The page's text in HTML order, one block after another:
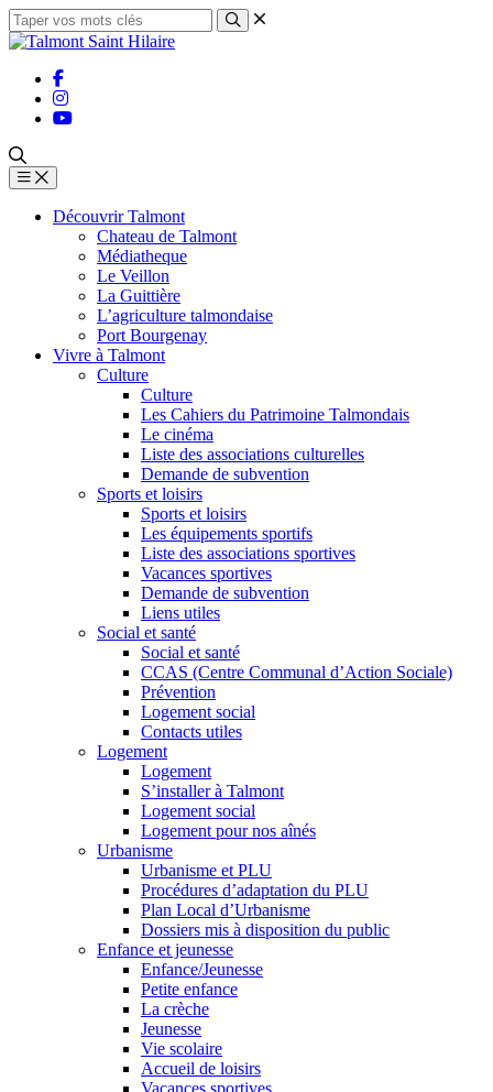
Découvrir Talmont
Chateau de Talmont
Médiatheque
Le Veillon
La Guittière
L’agriculture talmondaise
Port Bourgenay
Vivre à Talmont
Culture
Culture
Les Cahiers du Patrimoine Talmondais
Le cinéma
Liste des associations culturelles
Demande de subvention
Sports et loisirs
Sports et loisirs
Les équipements sportifs
Liste des associations sportives
Vacances sportives
Demande de subvention
Liens utiles
Social et santé
Social et santé
CCAS (Centre Communal d’Action Sociale)
Prévention
Logement social
Contacts utiles
Logement
Logement
S’installer à Talmont
Logement social
Logement pour nos aînés
Urbanisme
Urbanisme et PLU
Procédures d’adaptation du PLU
Plan Local d’Urbanisme
Dossiers mis à disposition du public
Enfance et jeunesse
Enfance/Jeunesse
Petite enfance
La crèche
Jeunesse
Vie scolaire
Accueil de loisirs
Vacances sportives